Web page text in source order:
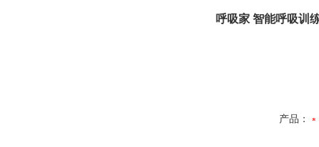
呼吸家 智能呼吸训
产品：